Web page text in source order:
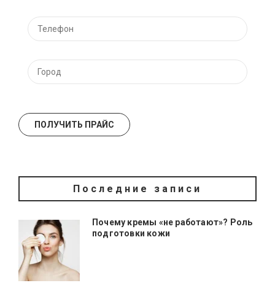
Последние записи
Почему кремы «не работают»? Роль
подготовки кожи